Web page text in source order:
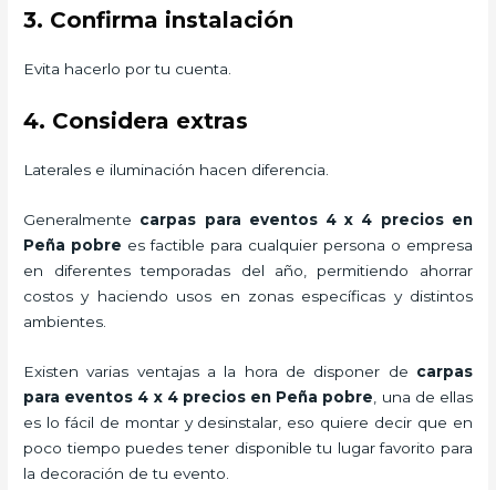
3. Confirma instalación
Evita hacerlo por tu cuenta.
4. Considera extras
Laterales e iluminación hacen diferencia.
Generalmente carpas para eventos 4 x 4 precios en
Peña pobre es factible para cualquier persona o empresa
en diferentes temporadas del año, permitiendo ahorrar
costos y haciendo usos en zonas específicas y distintos
ambientes.
Existen varias ventajas a la hora de disponer de carpas
para eventos 4 x 4 preciosen Peña pobre , una de ellas
es lo fácil de montar y desinstalar, eso quiere decir que en
poco tiempo puedes tener disponible tu lugar favorito para
la decoración de tu evento.